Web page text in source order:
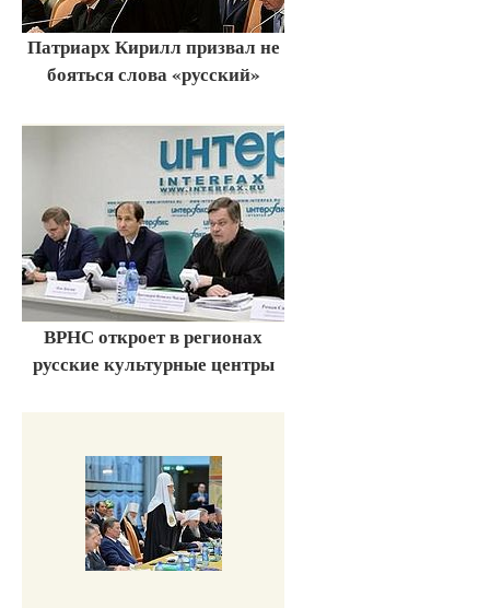
Патриарх Кирилл призвал не
бояться слова «русский»
ВРНС откроет в регионах
русские культурные центры